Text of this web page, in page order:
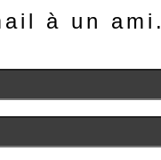
à un ami.